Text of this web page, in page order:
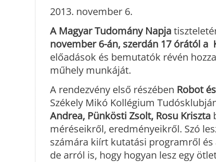
2013. november 6.
A Magyar Tudomány Napja
november 6-án, szerdán 17 órától a
előadások és bemutatók révén
műhely munkáját.
A rendezvény első részében Robot
Székely Mikó Kollégium
Andrea, Pünkösti Zsolt, Rosu Kriszta
méréseikről, eredményeikről. Szó
számára kiírt kutatási programről
de arról is, hogy hogyan lesz egy